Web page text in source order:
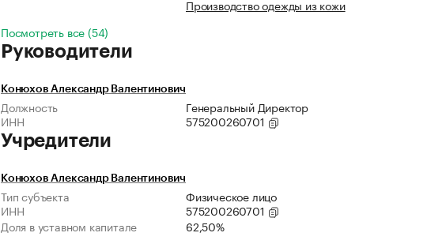
Производство одежды из кожи
Посмотреть все (54)
Руководители
Конюхов Александр Валентинович
Должность
Генеральный Директор
ИНН
575200260701
Учредители
Конюхов Александр Валентинович
Тип субъекта
Физическое лицо
ИНН
575200260701
Доля в уставном капитале
62,50%